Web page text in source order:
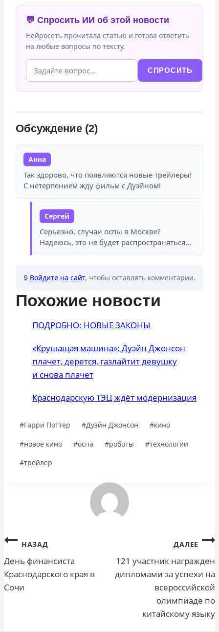
💬 Спросить ИИ об этой новости
Нейросеть прочитала статью и готова ответить
на любые вопросы по тексту.
СПРОСИТЬ
Обсуждение (2)
Анна
Так здорово, что появляются новые трейлеры!
С нетерпением жду фильм с Дуэйном!
Сергей
Серьезно, случаи оспы в Москве?
Надеюсь, это не будет распространяться...
🔒 Войдите на сайт, чтобы оставлять комментарии.
Похожие новости
ПОДРОБНО: НОВЫЕ ЗАКОНЫ
«Крушащая машина»: Дуэйн Джонсон
плачет, дерется, газлайтит девушку
и снова плачет
Краснодарскую ТЭЦ ждёт модернизация
Метки
#Гарри Поттер #Дуэйн Джонсон #кино
#новое кино #оспа #роботы #технологии
#трейлер
Навигация
по
записям
НАЗАД
День финансиста
Краснодарского края в
Сочи
ДАЛЕЕ
121 участник награжден
дипломами за успехи на
всероссийской
олимпиаде по
китайскому языку